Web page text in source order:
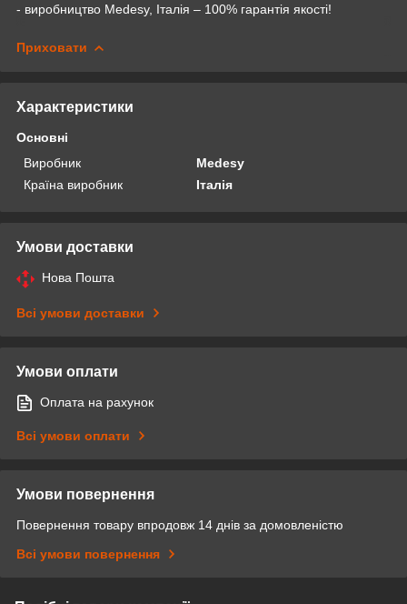
- виробництво Medesy, Італія – 100% гарантія якості!
Приховати
Характеристики
Основні
Виробник
Medesy
Країна виробник
Італія
Умови доставки
Нова Пошта
Всі умови доставки
Умови оплати
Оплата на рахунок
Всі умови оплати
Умови повернення
Повернення товару впродовж 14 днів за домовленістю
Всі умови повернення